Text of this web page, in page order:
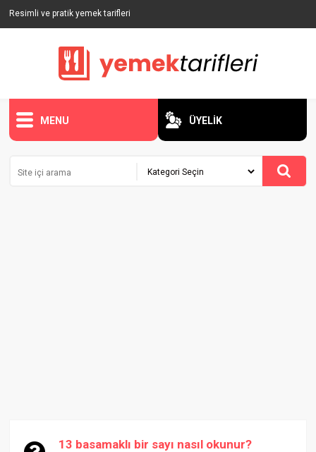
Resimli ve pratik yemek tarifleri
MENU ÜYELİK
13 basamaklı bir sayı nasıl okunur?